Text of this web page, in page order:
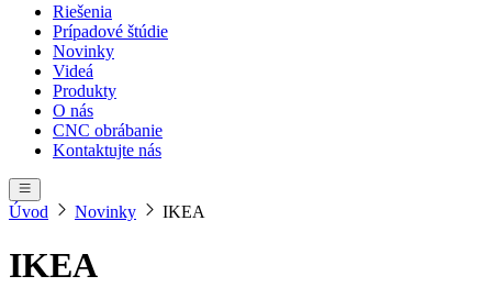
Riešenia
Prípadové štúdie
Novinky
Videá
Produkty
O nás
CNC obrábanie
Kontaktujte nás
Úvod Novinky IKEA
IKEA